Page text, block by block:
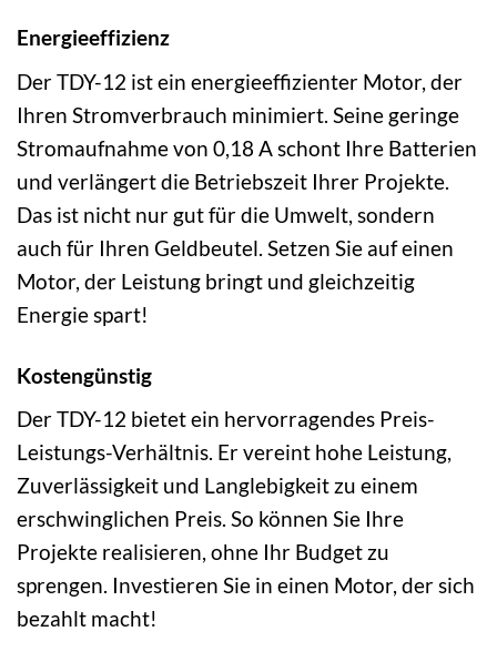
Energieeffizienz
Der TDY-12 ist ein energieeffizienter Motor, der
Ihren Stromverbrauch minimiert. Seine geringe
Stromaufnahme von 0,18 A schont Ihre Batterien
und verlängert die Betriebszeit Ihrer Projekte.
Das ist nicht nur gut für die Umwelt, sondern
auch für Ihren Geldbeutel. Setzen Sie auf einen
Motor, der Leistung bringt und gleichzeitig
Energie spart!
Kostengünstig
Der TDY-12 bietet ein hervorragendes Preis-
Leistungs-Verhältnis. Er vereint hohe Leistung,
Zuverlässigkeit und Langlebigkeit zu einem
erschwinglichen Preis. So können Sie Ihre
Projekte realisieren, ohne Ihr Budget zu
sprengen. Investieren Sie in einen Motor, der sich
bezahlt macht!